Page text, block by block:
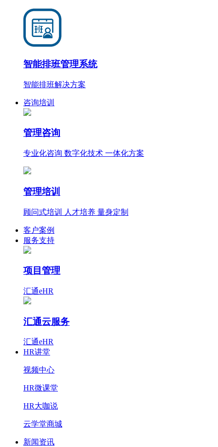
智能排班管理系统
智能排班解决方案
咨询培训
管理咨询
专业化咨询 数字化技术 一体化方案
管理培训
顾问式培训 人才培养 量身定制
客户案例
服务支持
项目管理
汇通eHR
汇通云服务
汇通eHR
HR讲堂
视频中心
HR微课堂
HR大咖说
云学堂商城
新闻资讯